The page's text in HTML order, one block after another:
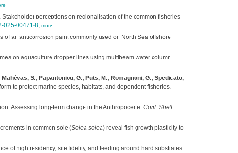
perceptions on regionalisation of the common fisheries
025-00471-8, more
of an anticorrosion paint commonly used on North Sea offshore
on aquaculture dropper lines using multibeam water column
S.; Papantoniou, G.; Püts, M.; Romagnoni, G.; Spedicato,
to protect marine species, habitats, and dependent fisheries.
Assessing long-term change in the Anthropocene. Cont. Shelf
in common sole (Solea solea) reveal fish growth plasticity to
of high residency, site fidelity, and feeding around hard substrates